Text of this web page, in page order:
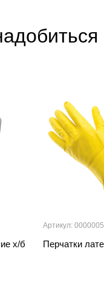
х/б
Артикул:
Перчатки